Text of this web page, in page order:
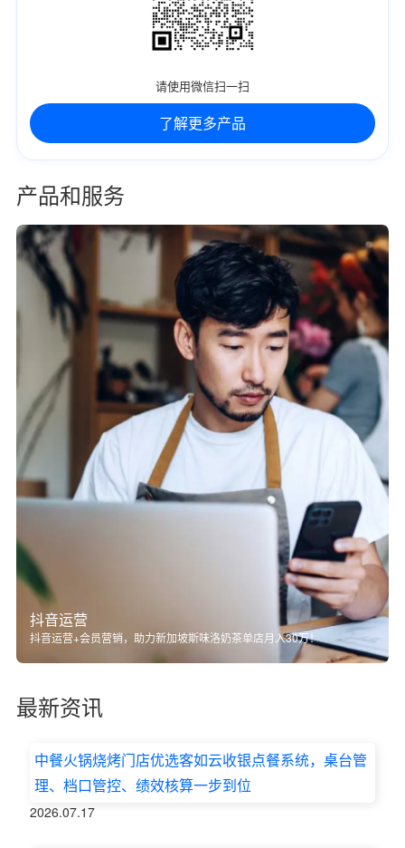
请使用微信扫一扫
了解更多产品
产品和服务
抖音运营
抖音运营+会员营销，助力新加坡斯味洛奶茶单店月入30万！
最新资讯
中餐火锅烧烤门店优选客如云收银点餐系统，桌台管
理、档口管控、绩效核算一步到位
2026.07.17